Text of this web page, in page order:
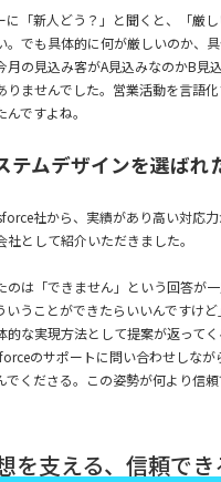
に「新人どう？」と聞くと、「厳
。でも具体的に何が厳しいのか、
月の見込み客がA見込みなのかB見
りませんでした。営業活動を言語
ですよね。
ステムデザインを選ばれ
社から、実績があり高い対応
社として紹介いただきました。
のは「できません」という回答が
いうことができたらいいんですけど
的な実現方法として提案が返って
のサポートに問い合わせしな
でくださる。この姿勢が何より信
を支える、信頼で